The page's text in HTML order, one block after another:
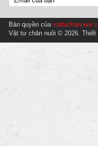
Bản quyền của
Vật tư chăn nuôi © 2026. Thiết